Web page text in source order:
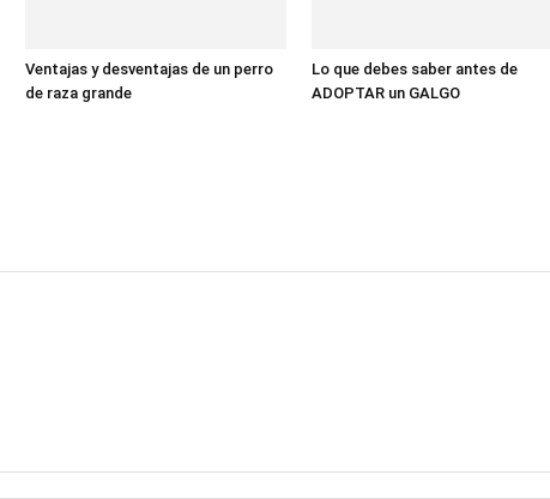
Ventajas y desventajas de un perro
de raza grande
Lo que debes saber antes de
ADOPTAR un GALGO